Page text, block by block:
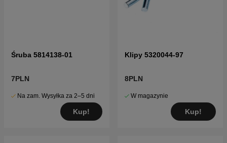
Śruba 5814138-01
7PLN
Na zam. Wysyłka za 2–5 dni
Kup!
Klipy 5320044-97
8PLN
W magazynie
Kup!